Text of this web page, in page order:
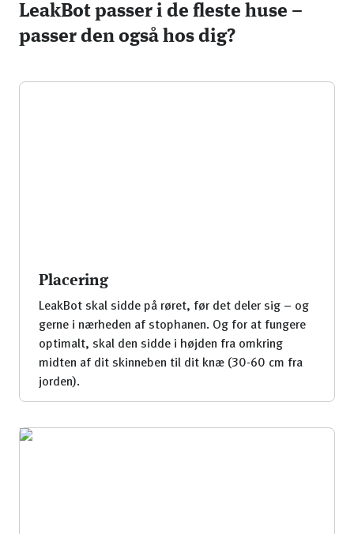
LeakBot passer i de fleste huse –
passer den også hos dig?
Placering
LeakBot skal sidde på røret, før det deler sig – og
gerne i nærheden af stophanen. Og for at fungere
optimalt, skal den sidde i højden fra omkring
midten af dit skinneben til dit knæ (30-60 cm fra
jorden).